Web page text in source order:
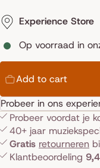
Experience Store
Op voorraad in
Add to cart
Probeer in ons
Probeer voordat je
40+ jaar
Gratis retourneren
Klantbeoordeling